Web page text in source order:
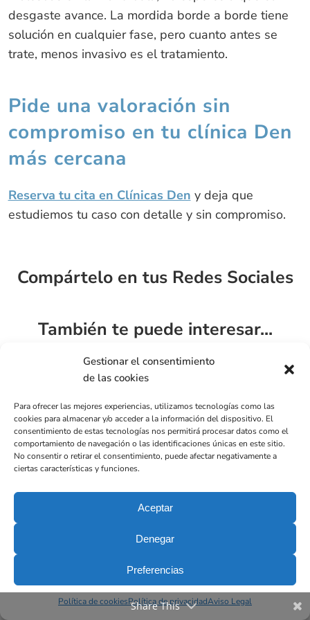
Gestionar el consentimiento
de las cookies
Para ofrecer las mejores experiencias, utilizamos tecnologías como las
cookies para almacenar y/o acceder a la información del dispositivo. El
consentimiento de estas tecnologías nos permitirá procesar datos como el
comportamiento de navegación o las identificaciones únicas en este sitio.
No consentir o retirar el consentimiento, puede afectar negativamente a
ciertas características y funciones.
Aceptar
Denegar
Preferencias
Política de cookiesPolítica de privacidadAviso Legal
desgaste avance. La mordida borde a borde tiene
solución en cualquier fase, pero cuanto antes se
trate, menos invasivo es el tratamiento.
Pide una valoración sin
compromiso en tu clínica Den
más cercana
Reserva tu cita en Clínicas Den y deja que
estudiemos tu caso con detalle y sin compromiso.
Compártelo en tus Redes Sociales
También te puede interesar...
¿Por qué salen los dientes torcidos o
Ortodoncia Infantil ¿Cuándo se puede
Share This